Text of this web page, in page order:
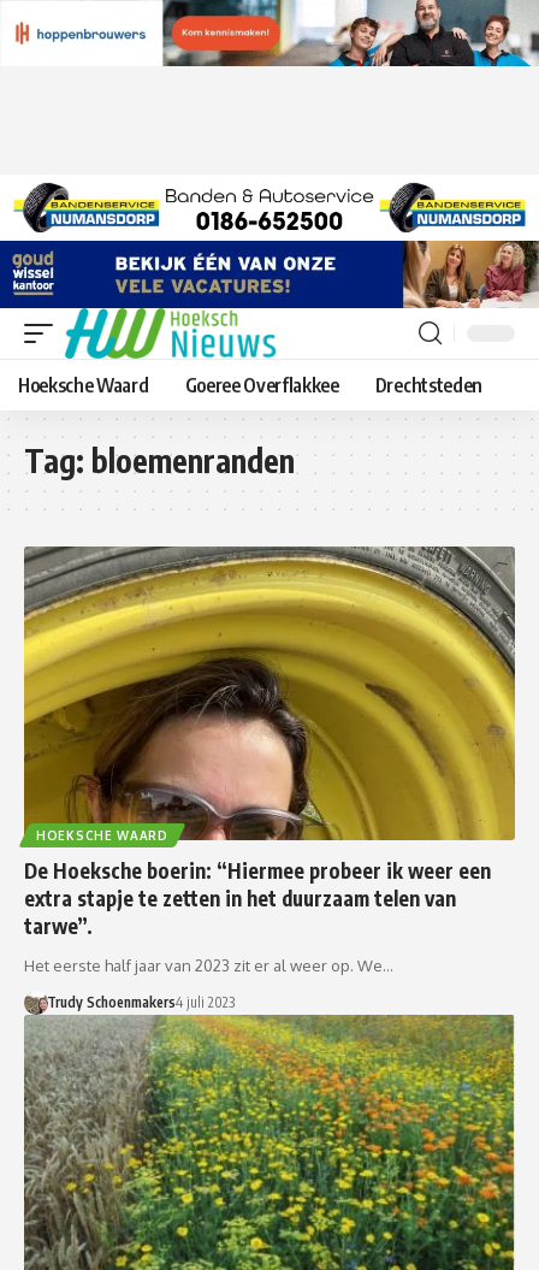
Hoeksche Waard Goeree Overflakkee Drechtsteden
Tag: bloemenranden
HOEKSCHE WAARD
De Hoeksche boerin: “Hiermee probeer ik weer een
extra stapje te zetten in het duurzaam telen van
tarwe”.
Het eerste half jaar van 2023 zit er al weer op. We…
Trudy Schoenmakers4 juli 2023